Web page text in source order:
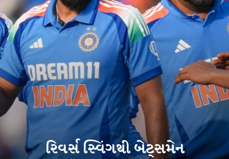
રિવર્સ સ્વિંગથી બેટ્સમેન